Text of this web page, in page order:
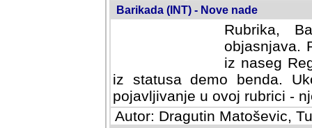
Barikada (INT) - Nove nade
Rubrika,
objasnjava.
iz naseg
iz statusa demo benda.
pojavljivanje u ovoj rubrici -
Autor: Dragutin Matoševic,